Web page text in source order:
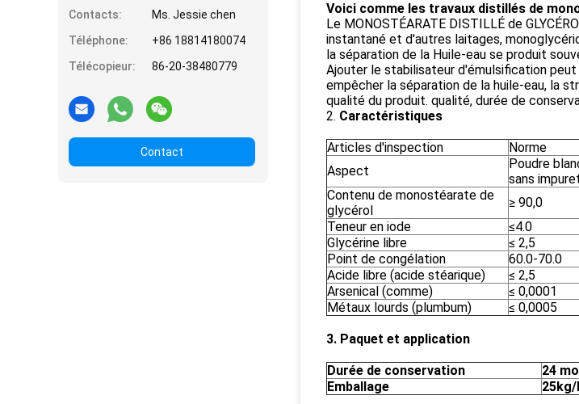
Contacts:
Ms. Jessie chen
Téléphone:
+86 18814180074
Télécopieur:
86-20-38480779
Contact
Voici comme les travaux distillés de
Le MONOSTÉARATE DISTILLÉ de
instantané et d'autres laitages,
la séparation de la Huile-eau se produit
Ajouter le stabilisateur d'émulsification
empêcher la séparation de la huile-eau, la
qualité du produit. qualité, durée de
2. Caractéristiques
Articles d'inspection
Norme
Aspect
Poudre
sans
Contenu de monostéarate de
glycérol
≥ 90,0
Teneur en iode
≤4.0
Glycérine libre
≤ 2,5
Point de congélation
60.0-70.0
Acide libre (acide stéarique)
≤ 2,5
Arsenical (comme)
≤ 0,0001
Métaux lourds (plumbum)
≤ 0,0005
3. Paquet et application
Durée de conservation
24
Emballage
25kg/